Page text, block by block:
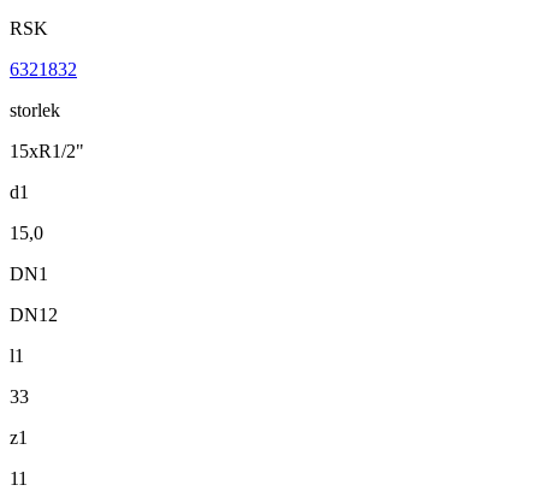
RSK
6321832
storlek
15xR1/2"
d1
15,0
DN1
DN12
l1
33
z1
11